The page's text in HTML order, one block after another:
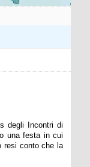
degli Incontri di
una festa in cui
resi conto che la